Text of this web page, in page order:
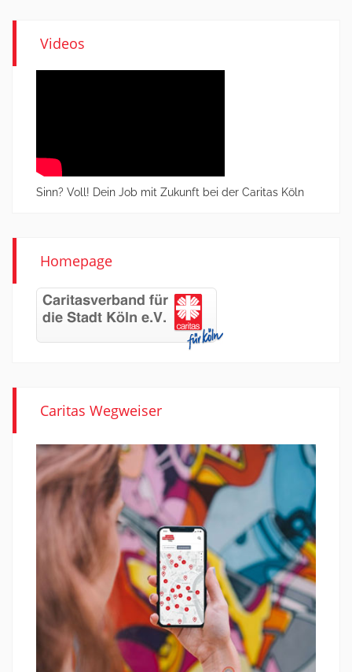
Videos
Sinn? Voll! Dein Job mit Zukunft bei der Caritas Köln
Homepage
Caritas Wegweiser